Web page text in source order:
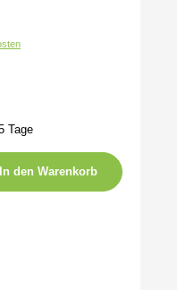
von 5 Sternen
Tage
ein oder benutze die Schaltflächen
In den Warenkorb